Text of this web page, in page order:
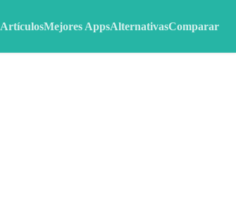
ArtículosMejores AppsAlternativasComparar